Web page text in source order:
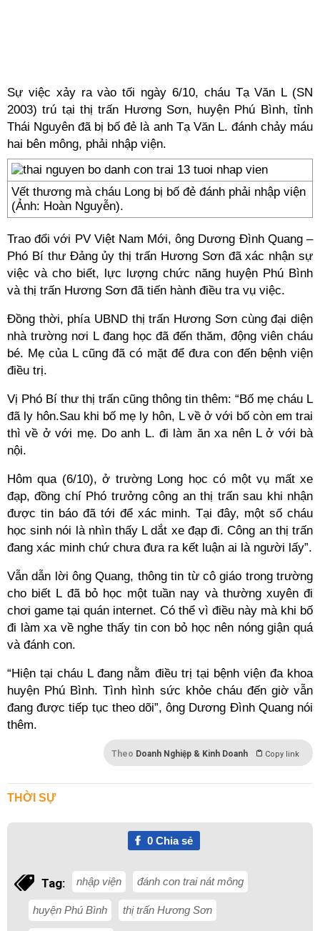
Sự việc xảy ra vào tối ngày 6/10, cháu Tạ Văn L (SN
2003) trú tại thị trấn Hương Sơn, huyện Phú Bình, tỉnh
Thái Nguyên đã bị bố đẻ là anh Tạ Văn L. đánh chảy máu
hai bên mông, phải nhập viện.
Vết thương mà cháu Long bị bố đẻ đánh phải nhập viện
(Ảnh: Hoàn Nguyễn).
Trao đổi với PV Việt Nam Mới, ông Dương Đình Quang –
Phó Bí thư Đảng ủy thị trấn Hương Sơn đã xác nhận sự
việc và cho biết, lực lượng chức năng huyện Phú Bình
và thị trấn Hương Sơn đã tiến hành điều tra vụ việc.
Đồng thời, phía UBND thị trấn Hương Sơn cùng đại diện
nhà trường nơi L đang học đã đến thăm, động viên cháu
bé. Mẹ của L cũng đã có mặt để đưa con đến bệnh viện
điều trị.
Vị Phó Bí thư thị trấn cũng thông tin thêm: “Bố mẹ cháu L
đã ly hôn.Sau khi bố mẹ ly hôn, L về ở với bố còn em trai
thì về ở với mẹ. Do anh L. đi làm ăn xa nên L ở với bà
nội.
Hôm qua (6/10), ở trường Long học có một vụ mất xe
đạp, đồng chí Phó trưởng công an thị trấn sau khi nhận
được tin báo đã tới để xác minh. Tại đây, một số cháu
học sinh nói là nhìn thấy L dắt xe đạp đi. Công an thị trấn
đang xác minh chứ chưa đưa ra kết luận ai là người lấy”.
Vẫn dẫn lời ông Quang, thông tin từ cô giáo trong trường
cho biết L đã bỏ học một tuần nay và thường xuyên đi
chơi game tại quán internet. Có thể vì điều này mà khi bố
đi làm xa về nghe thấy tin con bỏ học nên nóng giận quá
và đánh con.
“Hiện tại cháu L đang nằm điều trị tại bệnh viện đa khoa
huyện Phú Bình. Tình hình sức khỏe cháu đến giờ vẫn
đang được tiếp tục theo dõi”, ông Dương Đình Quang nói
thêm.
Theo Doanh Nghiệp & Kinh Doanh Copy link
THỜI SỰ
0Chia sẻ
Tag: nhập viện đánh con trai nát mông
huyện Phú Bình thị trấn Hương Sơn